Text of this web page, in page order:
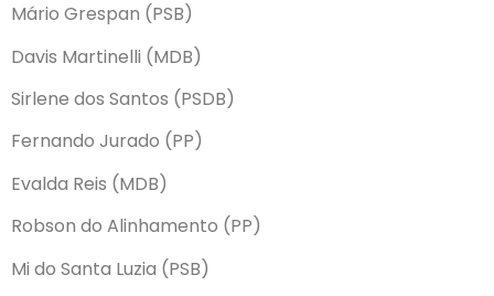
Mário Grespan (PSB)
Davis Martinelli (MDB)
Sirlene dos Santos (PSDB)
Fernando Jurado (PP)
Evalda Reis (MDB)
Robson do Alinhamento (PP)
Mi do Santa Luzia (PSB)